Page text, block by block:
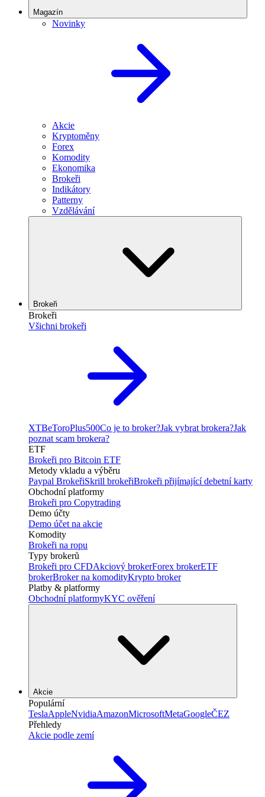
Magazín
Novinky
Akcie
Kryptoměny
Forex
Komodity
Ekonomika
Brokeři
Indikátory
Patterny
Vzdělávání
Brokeři
Brokeři
Všichni brokeři
XTBeToroPlus500Co je to broker?Jak vybrat brokera?Jak
poznat scam brokera?
ETF
Brokeři pro Bitcoin ETF
Metody vkladu a výběru
Paypal BrokeřiSkrill brokeřiBrokeři přijímající debetní karty
Obchodní platformy
Brokeři pro Copytrading
Demo účty
Demo účet na akcie
Komodity
Brokeři na ropu
Typy brokerů
Brokeři pro CFDAkciový brokerForex brokerETF
brokerBroker na komodityKrypto broker
Platby & platformy
Obchodní platformyKYC ověření
Akcie
Populární
TeslaAppleNvidiaAmazonMicrosoftMetaGoogleČEZ
Přehledy
Akcie podle zemí